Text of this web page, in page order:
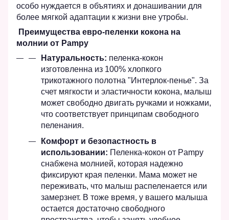
особо нуждается в объятиях и донашивании для
более мягкой адаптации к жизни вне утробы.
Преимущества евро-пеленки кокона на
молнии от Pampy
Натуральность: пеленка-кокон
изготовленна из 100% хлопкого
трикотажного полотна "Интерлок-пенье". За
счет мягкости и эластичности кокона, малыш
может свободно двигать ручками и ножками,
что соответствует принципам свободного
пеленания.
Комфорт и безопастность в
использовании: Пеленка-кокон от Pampy
снабжена молнией, которая надежно
фиксируют края пеленки. Мама может не
переживать, что малыш распеленается или
замерзнет. В тоже время, у вашего малыша
остается достаточно свободного